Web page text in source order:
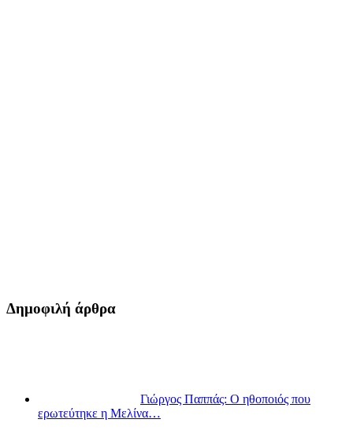
Δημοφιλή άρθρα
Γιώργος Παππάς: Ο ηθοποιός που
ερωτεύτηκε η Μελίνα…